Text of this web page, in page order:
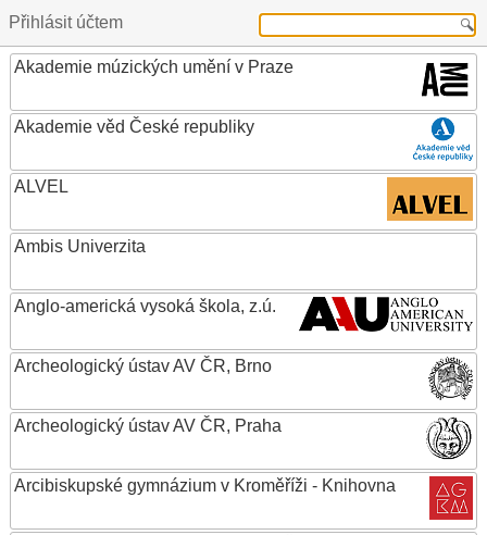
Přihlásit účtem
Akademie múzických umění v Praze
Akademie věd České republiky
ALVEL
Ambis Univerzita
Anglo-americká vysoká škola, z.ú.
Archeologický ústav AV ČR, Brno
Archeologický ústav AV ČR, Praha
Arcibiskupské gymnázium v Kroměříži - Knihovna